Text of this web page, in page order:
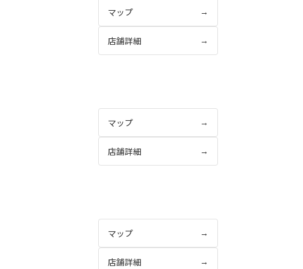
マップ →
店舗詳細 →
マップ →
店舗詳細 →
マップ →
店舗詳細 →